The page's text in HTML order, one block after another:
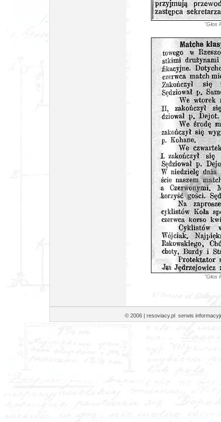
"Głos
"Głos
© 2006 | resoviacy.pl serwis